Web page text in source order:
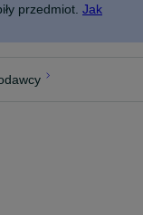
przedmiot. Jak